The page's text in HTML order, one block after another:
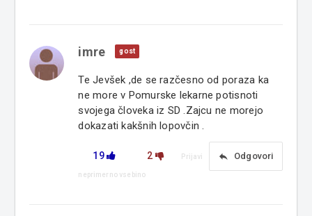
imre gost
Te Jevšek ,de se razčesno od poraza ka
ne more v Pomurske lekarne potisnoti
svojega človeka iz SD .Zajcu ne morejo
dokazati kakšnih lopovčin .
19 2 reply Odgovori
Prijavi
neprimerno vsebino